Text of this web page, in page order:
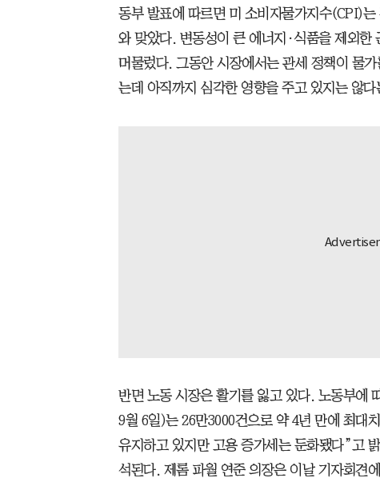
동부 발표에 따르면 미 소비자물가지수(CPI)
와 맞았다. 변동성이 큰 에너지·식품을 제외한
머물렀다. 그동안 시장에서는 관세 정책이 물
는데 아직까지 심각한 영향을 주고 있지는 않다
반면 노동 시장은 활기를 잃고 있다. 노동부에
9월 6일)는 26만3000건으로 약 4년 만에 최대
유지하고 있지만 고용 증가세는 둔화됐다”고
석된다. 제롬 파월 연준 의장은 이날 기자회견